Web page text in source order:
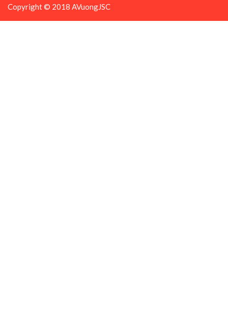
Copyright © 2018 AVuongJSC